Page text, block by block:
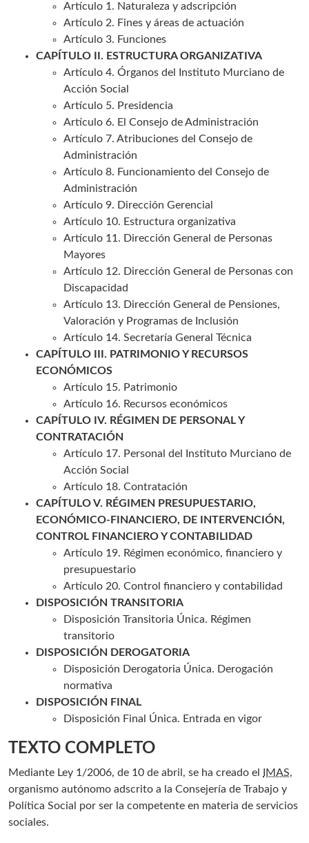
Artículo 1. Naturaleza y adscripción
Artículo 2. Fines y áreas de actuación
Artículo 3. Funciones
CAPÍTULO II. ESTRUCTURA ORGANIZATIVA
Artículo 4. Órganos del Instituto Murciano de
Acción Social
Artículo 5. Presidencia
Artículo 6. El Consejo de Administración
Artículo 7. Atribuciones del Consejo de
Administración
Artículo 8. Funcionamiento del Consejo de
Administración
Artículo 9. Dirección Gerencial
Artículo 10. Estructura organizativa
Artículo 11. Dirección General de Personas
Mayores
Artículo 12. Dirección General de Personas con
Discapacidad
Artículo 13. Dirección General de Pensiones,
Valoración y Programas de Inclusión
Artículo 14. Secretaría General Técnica
CAPÍTULO III. PATRIMONIO Y RECURSOS
ECONÓMICOS
Artículo 15. Patrimonio
Artículo 16. Recursos económicos
CAPÍTULO IV. RÉGIMEN DE PERSONAL Y
CONTRATACIÓN
Artículo 17. Personal del Instituto Murciano de
Acción Social
Artículo 18. Contratación
CAPÍTULO V. RÉGIMEN PRESUPUESTARIO,
ECONÓMICO-FINANCIERO, DE INTERVENCIÓN,
CONTROL FINANCIERO Y CONTABILIDAD
Artículo 19. Régimen económico, financiero y
presupuestario
Artículo 20. Control financiero y contabilidad
DISPOSICIÓN TRANSITORIA
Disposición Transitoria Única. Régimen
transitorio
DISPOSICIÓN DEROGATORIA
Disposición Derogatoria Única. Derogación
normativa
DISPOSICIÓN FINAL
Disposición Final Única. Entrada en vigor
TEXTO COMPLETO
Mediante Ley 1/2006, de 10 de abril, se ha creado el IMAS,
organismo autónomo adscrito a la Consejería de Trabajo y
Política Social por ser la competente en materia de servicios
sociales.